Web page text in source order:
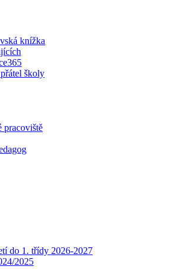
knížka
školy
pracoviště
do 1. třídy 2026-2027
2025